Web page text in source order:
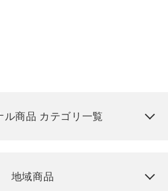
ル商品 カテゴリ一覧
地域商品